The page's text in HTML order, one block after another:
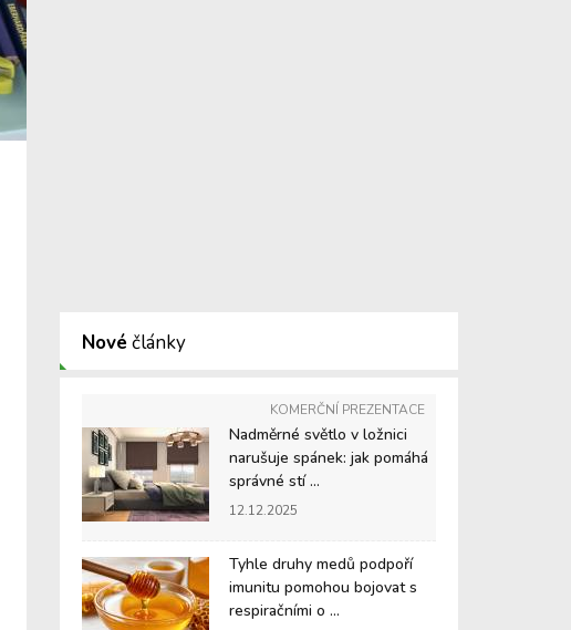
Nové články
KOMERČNÍ PREZENTACE
Nadměrné světlo v ložnici
narušuje spánek: jak pomáhá
správné stí ...
12.12.2025
Tyhle druhy medů podpoří
imunitu pomohou bojovat s
respiračními o ...